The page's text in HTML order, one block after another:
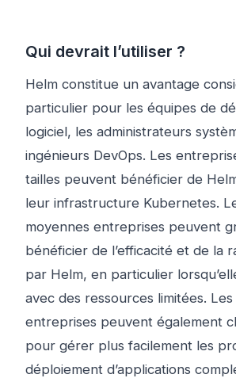
Qui devrait l’utiliser ?
Helm constitue un avantage
particulier pour les équipes de
logiciel, les administrateurs
ingénieurs DevOps. Les
tailles peuvent bénéficier de
leur infrastructure Kubernetes.
moyennes entreprises peuvent
bénéficier de l’efficacité et de la
par Helm, en particulier
avec des ressources limitées.
entreprises peuvent également
pour gérer plus facilement les
déploiement d’applications